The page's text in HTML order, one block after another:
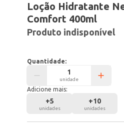
Loção Hidratante
Comfort 400ml
Produto indisponível
Quantidade:
unidade
Adicione mais:
+5
unidades
+10
unidades